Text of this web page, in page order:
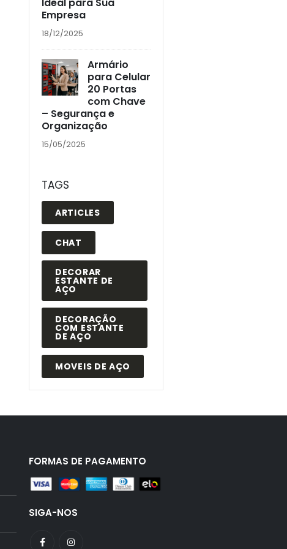
Empresa
18/12/2025
Armário
para Celular
20 Portas
com Chave
– Segurança e
Organização
15/05/2025
TAGS
ARTICLES
CHAT
DECORAR
ESTANTE DE
AÇO
DECORAÇÃO
COM ESTANTE
DE AÇO
MOVEIS DE AÇO
FORMAS DE PAGAMENTO
SIGA-NOS